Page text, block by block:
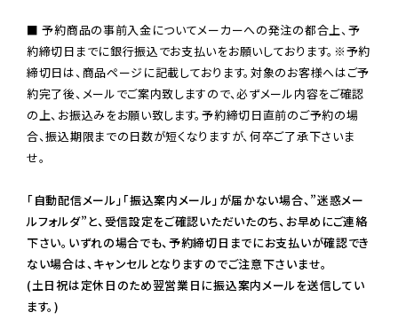
■ 予約商品の事前入金についてメーカーへの発注の都合上、予
約締切日までに銀行振込でお支払いをお願いしております。※予約
締切日は、商品ページに記載しております。対象のお客様へはご予
約完了後、メールでご案内致しますので、必ずメール内容をご確認
の上、お振込みをお願い致します。予約締切日直前のご予約の場
合、振込期限までの日数が短くなりますが、何卒ご了承下さいま
せ。
「自動配信メール」「振込案内メール」が届かない場合、”迷惑メー
ルフォルダ”と、受信設定をご確認いただいたのち、お早めにご連絡
下さい。いずれの場合でも、予約締切日までにお支払いが確認でき
ない場合は、キャンセルとなりますのでご注意下さいませ。
(土日祝は定休日のため翌営業日に振込案内メールを送信してい
ます。)